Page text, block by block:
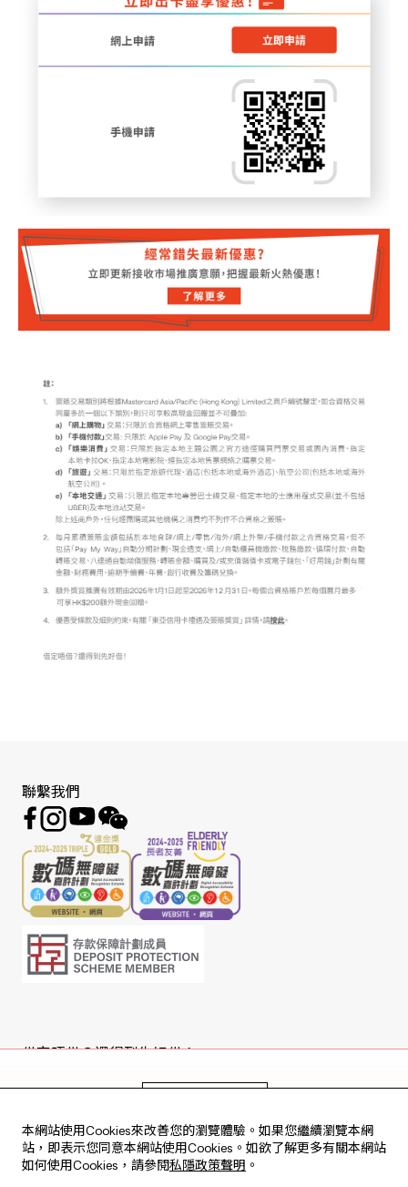
本網站使用Cookies來改善您的瀏覽體驗。如果您繼續瀏覽本網
站，即表示您同意本網站使用Cookies。如欲了解更多有關本網站
如何使用Cookies，請參閱私隱政策聲明 。
聯繫我們